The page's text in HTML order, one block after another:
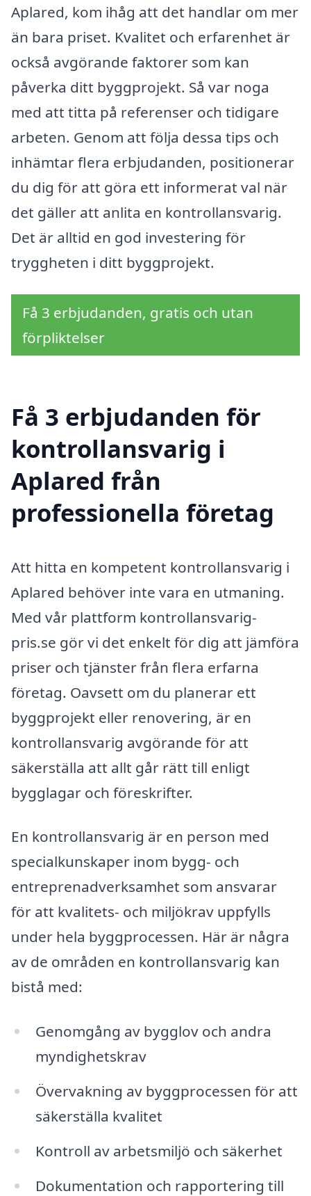
Aplared, kom ihåg att det handlar om mer
än bara priset. Kvalitet och erfarenhet är
också avgörande faktorer som kan
påverka ditt byggprojekt. Så var noga
med att titta på referenser och tidigare
arbeten. Genom att följa dessa tips och
inhämtar flera erbjudanden, positionerar
du dig för att göra ett informerat val när
det gäller att anlita en kontrollansvarig.
Det är alltid en god investering för
tryggheten i ditt byggprojekt.
Få 3 erbjudanden, gratis och utan
förpliktelser
Få 3 erbjudanden för
kontrollansvarig i
Aplared från
professionella företag
Att hitta en kompetent kontrollansvarig i
Aplared behöver inte vara en utmaning.
Med vår plattform kontrollansvarig-
pris.se gör vi det enkelt för dig att jämföra
priser och tjänster från flera erfarna
företag. Oavsett om du planerar ett
byggprojekt eller renovering, är en
kontrollansvarig avgörande för att
säkerställa att allt går rätt till enligt
bygglagar och föreskrifter.
En kontrollansvarig är en person med
specialkunskaper inom bygg- och
entreprenadverksamhet som ansvarar
för att kvalitets- och miljökrav uppfylls
under hela byggprocessen. Här är några
av de områden en kontrollansvarig kan
bistå med:
Genomgång av bygglov och andra
myndighetskrav
Övervakning av byggprocessen för att
säkerställa kvalitet
Kontroll av arbetsmiljö och säkerhet
Dokumentation och rapportering till